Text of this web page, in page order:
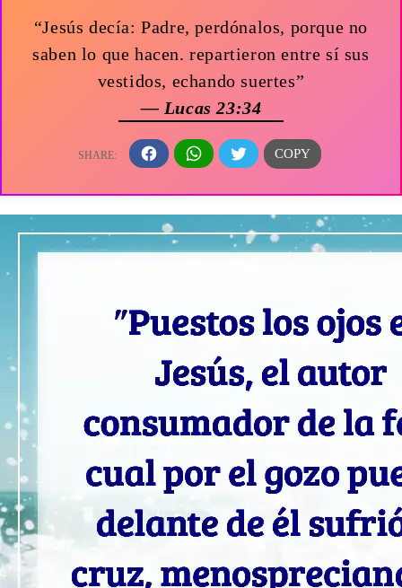
“Jesús decía: Padre, perdónalos, porque no
saben lo que hacen. repartieron entre sí sus
vestidos, echando suertes”
— Lucas 23:34